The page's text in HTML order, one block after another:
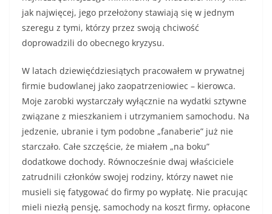
jak najwięcej, jego przełożony stawiają się w jednym
szeregu z tymi, którzy przez swoją chciwość
doprowadzili do obecnego kryzysu.
W latach dziewięćdziesiątych pracowałem w prywatnej
firmie budowlanej jako zaopatrzeniowiec – kierowca.
Moje zarobki wystarczały wyłącznie na wydatki sztywne
związane z mieszkaniem i utrzymaniem samochodu. Na
jedzenie, ubranie i tym podobne „fanaberie” już nie
starczało. Całe szczęście, że miałem „na boku”
dodatkowe dochody. Równocześnie dwaj właściciele
zatrudnili członków swojej rodziny, którzy nawet nie
musieli się fatygować do firmy po wypłatę. Nie pracując
mieli niezłą pensję, samochody na koszt firmy, opłacone